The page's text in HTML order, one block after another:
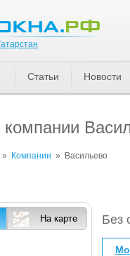
» Компании » Васильево
Без
На карте
Статьи Новости